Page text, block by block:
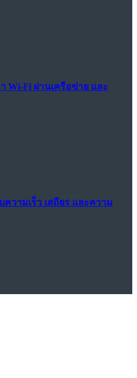
Wi-Fi ผ่านเครือข่าย และ
ความเร็ว เสถียร และความ